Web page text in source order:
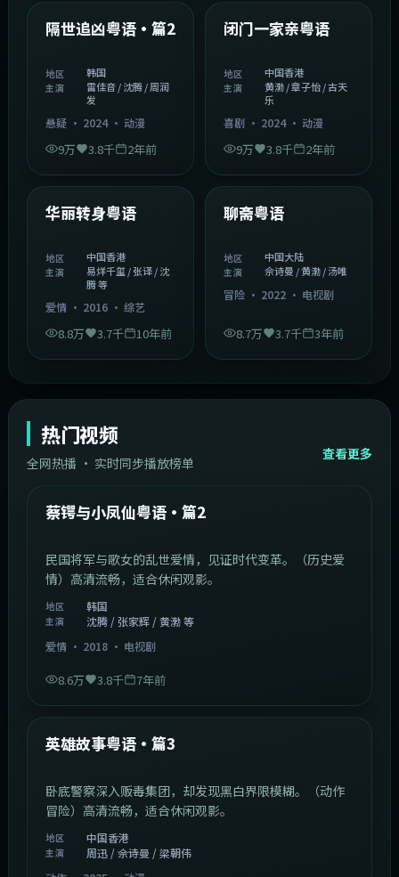
精选
隔世追凶粤语·篇2
地区 韩国
主演
雷佳音 / 沈腾 / 周润
发
悬疑· 2024· 动漫
9万 3.8千 2年前
精选
闭门一家亲粤语
地区 中国香港
主演
黄渤 / 章子怡 / 古天
乐
喜剧· 2024· 动漫
9万 3.8千 2年前
精选
华丽转身粤语
地区 中国香港
主演
易烊千玺 / 张译 / 沈
腾 等
爱情· 2016· 综艺
8.8万 3.7千 10年前
精选
聊斋粤语
地区 中国大陆
主演 佘诗曼 / 黄渤 / 汤唯
冒险· 2022· 电视剧
8.7万 3.7千 3年前
热门视频
全网热播 · 实时同步播放榜单
查看更多
热门
韩国 44:14
蔡锷与小凤仙粤语·篇2
民国将军与歌女的乱世爱情，见证时代变革。（历史爱
情）高清流畅，适合休闲观影。
地区 韩国
主演
沈腾 / 张家辉 / 黄渤 等
爱情· 2018· 电视剧
8.6万 3.8千 7年前
热门
英雄故事粤语·篇3
卧底警察深入贩毒集团，却发现黑白界限模糊。（动作
冒险）高清流畅，适合休闲观影。
地区 中国香港
主演
周迅 / 佘诗曼 / 梁朝伟